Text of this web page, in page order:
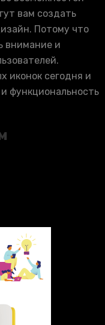
вам создать
Потому что
внимание и
иконок сегодня и
функциональность